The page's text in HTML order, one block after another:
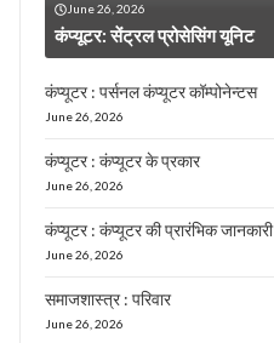
June 26, 2026
कंप्यूटर: सेंट्रल प्रोसेसिंग यूनिट
कंप्यूटर : पर्सनल कंप्यूटर कॉम्पोनेन्टस
June 26, 2026
कंप्यूटर : कंप्यूटर के प्रकार
June 26, 2026
कंप्यूटर : कंप्यूटर की प्रारंभिक जानकारी
June 26, 2026
समाजशास्त्र : परिवार
June 26, 2026